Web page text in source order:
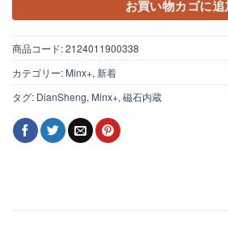
お買い物カゴに追
商品コード:2124011900338
カテゴリー: Minx+, 新着
タグ: DianSheng, Minx+, 磁石内蔵